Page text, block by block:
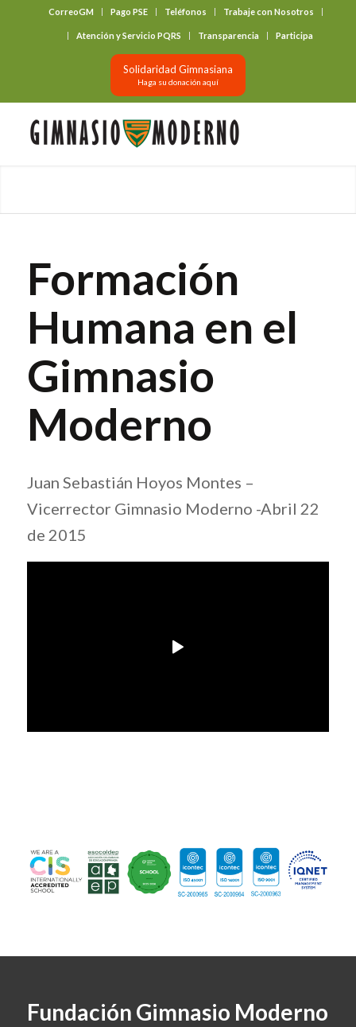
CorreoGM Pago PSE Teléfonos Trabaje con Nosotros
Atención y Servicio PQRS Transparencia Participa
Solidaridad Gimnasiana
Haga su donación aquí
Formación
Humana en el
Gimnasio
Moderno
Juan Sebastián Hoyos Montes –
Vicerrector Gimnasio Moderno -Abril 22
de 2015
Fundación Gimnasio Moderno